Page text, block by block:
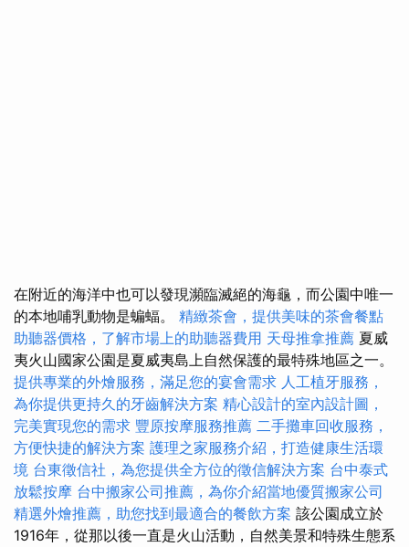
在附近的海洋中也可以發現瀕臨滅絕的海龜，而公園中唯一
的本地哺乳動物是蝙蝠。 精緻茶會，提供美味的茶會餐點
助聽器價格，了解市場上的助聽器費用 天母推拿推薦 夏威
夷火山國家公園是夏威夷島上自然保護的最特殊地區之一。
提供專業的外燴服務，滿足您的宴會需求 人工植牙服務，
為你提供更持久的牙齒解決方案 精心設計的室內設計圖，
完美實現您的需求 豐原按摩服務推薦 二手攤車回收服務，
方便快捷的解決方案 護理之家服務介紹，打造健康生活環
境 台東徵信社，為您提供全方位的徵信解決方案 台中泰式
放鬆按摩 台中搬家公司推薦，為你介紹當地優質搬家公司
精選外燴推薦，助您找到最適合的餐飲方案 該公園成立於
1916年，從那以後一直是火山活動，自然美景和特殊生態系